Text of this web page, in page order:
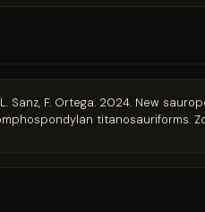
L. Sanz, F. Ortega. 2024. New
titanosauriforms.